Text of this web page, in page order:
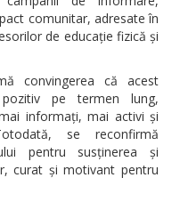
comunitar, adresate în
de educație fizică și
convingerea că acest
pe termen lung,
informați, mai activi și
se reconfirmă
pentru susținerea și
curat și motivant pentru